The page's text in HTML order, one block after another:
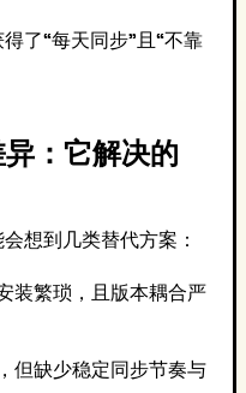
了“每天同步”且“不靠
：它解决的
想到几类替代方案：
装繁琐，且版本耦合严
但缺少稳定同步节奏与